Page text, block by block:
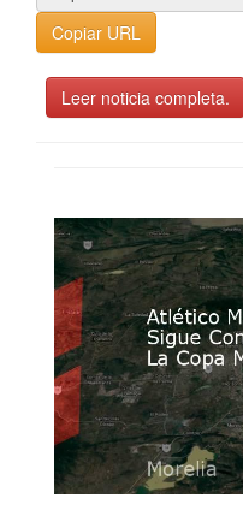
Copiar URL
Leer noticia completa.